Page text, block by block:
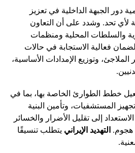
دور الجبهة الداخلية في تعزيز
لأي تحد. وشدد على أن التعاون
والسلطات المحلية ومنظمات
لضمان فعالية الاستجابة في حالات
وتوزيع الإمدادات الأساسية،
خطط الطوارئ الخاصة بها، بما في
المستشفيات، وتأمين البنية
إلى تقليل الأضرار والخسائر
هجوم. التهديد الإيراني يتطلب تنسيقًا